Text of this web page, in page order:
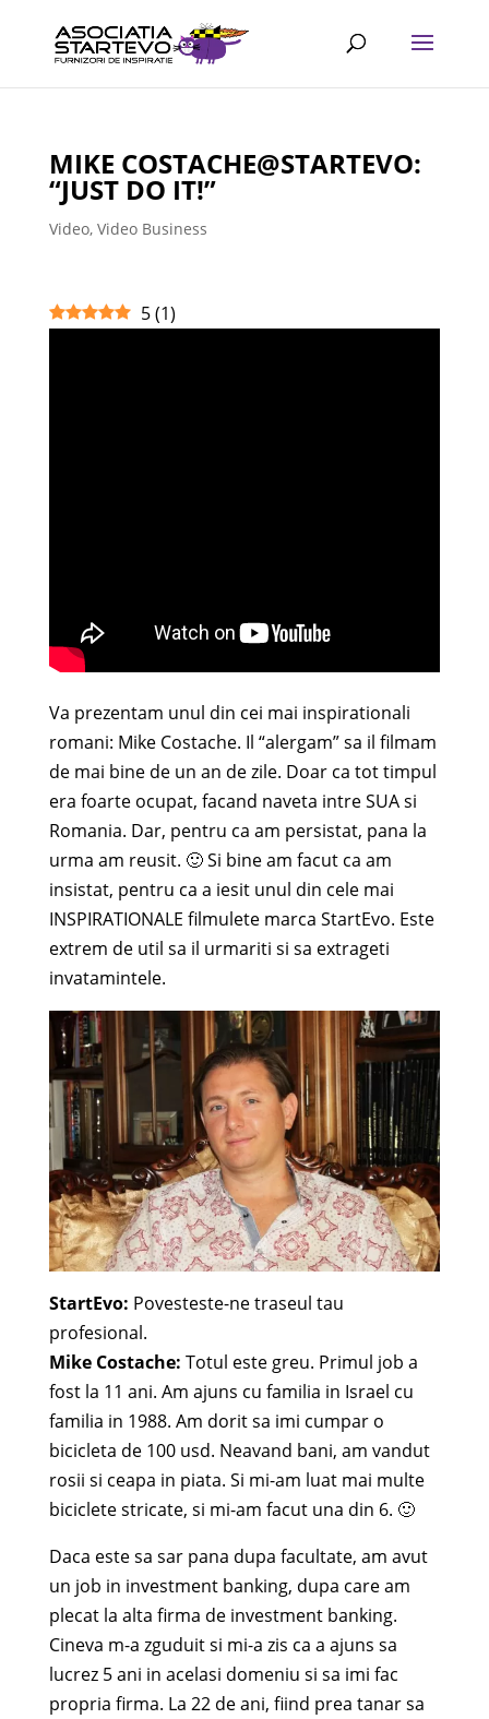
MIKE COSTACHE@STARTEVO:
“JUST DO IT!”
Video, Video Business
5 (1)
Va prezentam unul din cei mai inspirationali
romani: Mike Costache. Il “alergam” sa il filmam
de mai bine de un an de zile. Doar ca tot timpul
era foarte ocupat, facand naveta intre SUA si
Romania. Dar, pentru ca am persistat, pana la
urma am reusit. 🙂 Si bine am facut ca am
insistat, pentru ca a iesit unul din cele mai
INSPIRATIONALE filmulete marca StartEvo. Este
extrem de util sa il urmariti si sa extrageti
invatamintele.
StartEvo: Povesteste-ne traseul tau
profesional.
Mike Costache: Totul este greu. Primul job a
fost la 11 ani. Am ajuns cu familia in Israel cu
familia in 1988. Am dorit sa imi cumpar o
bicicleta de 100 usd. Neavand bani, am vandut
rosii si ceapa in piata. Si mi-am luat mai multe
biciclete stricate, si mi-am facut una din 6. 🙂
Daca este sa sar pana dupa facultate, am avut
un job in investment banking, dupa care am
plecat la alta firma de investment banking.
Cineva m-a zguduit si mi-a zis ca a ajuns sa
lucrez 5 ani in acelasi domeniu si sa imi fac
propria firma. La 22 de ani, fiind prea tanar sa